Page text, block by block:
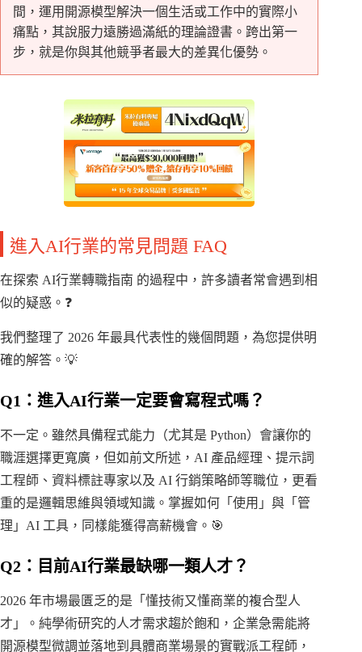
間，運用開源模型解決一個生活或工作中的實際小
痛點，其說服力遠勝過滿紙的理論證書。跨出第一
步，就是你與其他競爭者最大的差異化優勢。
進入AI行業的常見問題 FAQ
在探索 AI行業轉職指南 的過程中，許多讀者常會遇到相
似的疑惑。❓
我們整理了 2026 年最具代表性的幾個問題，為您提供明
確的解答。💡
Q1：進入AI行業一定要會寫程式嗎？
不一定。雖然具備程式能力（尤其是 Python）會讓你的
職涯選擇更寬廣，但如前文所述，AI 產品經理、提示詞
工程師、資料標註專家以及 AI 行銷策略師等職位，更看
重的是邏輯思維與領域知識。掌握如何「使用」與「管
理」AI 工具，同樣能獲得高薪機會。🎯
Q2：目前AI行業最缺哪一類人才？
2026 年市場最匱乏的是「懂技術又懂商業的複合型人
才」。純學術研究的人才需求趨於飽和，企業急需能將
開源模型微調並落地到具體商業場景的實戰派工程師，